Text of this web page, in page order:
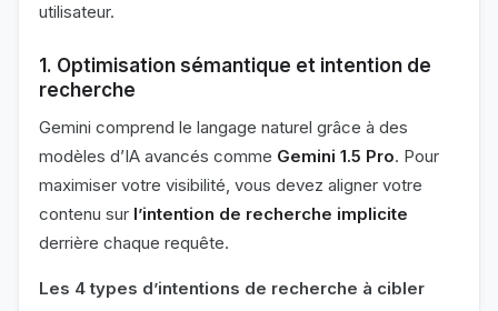
utilisateur.
1. Optimisation sémantique et intention de
recherche
Gemini comprend le langage naturel grâce à des
modèles d’IA avancés comme Gemini 1.5 Pro. Pour
maximiser votre visibilité, vous devez aligner votre
contenu sur l’intention de recherche implicite
derrière chaque requête.
Les 4 types d’intentions de recherche à cibler